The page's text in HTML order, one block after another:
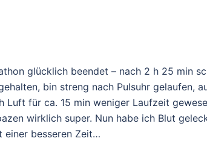
glücklich beendet – nach 2 h 25 min
bin streng nach Pulsuhr gelaufen,
Luft für ca. 15 min weniger Laufzeit
wirklich super. Nun habe ich Blut
einer besseren Zeit…